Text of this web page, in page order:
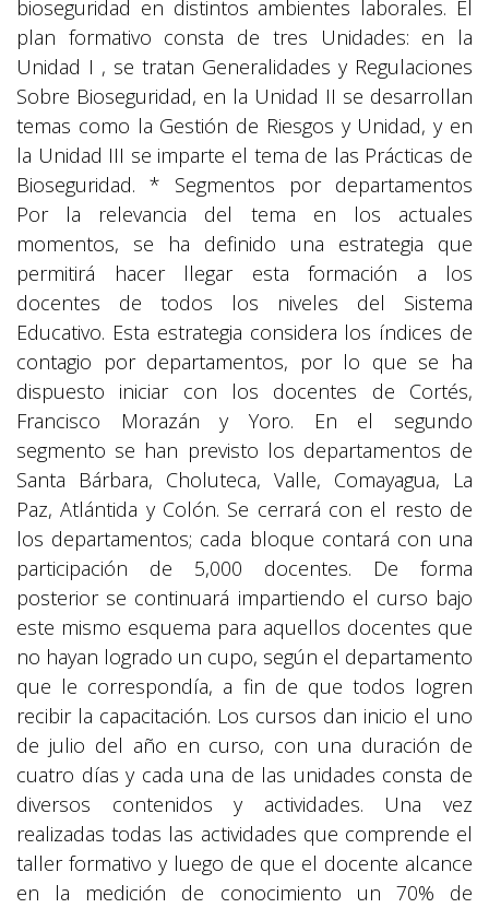
bioseguridad en distintos ambientes laborales. El
plan formativo consta de tres Unidades: en la
Unidad I , se tratan Generalidades y Regulaciones
Sobre Bioseguridad, en la Unidad II se desarrollan
temas como la Gestión de Riesgos y Unidad, y en
la Unidad III se imparte el tema de las Prácticas de
Bioseguridad. * Segmentos por departamentos
Por la relevancia del tema en los actuales
momentos, se ha definido una estrategia que
permitirá hacer llegar esta formación a los
docentes de todos los niveles del Sistema
Educativo. Esta estrategia considera los índices de
contagio por departamentos, por lo que se ha
dispuesto iniciar con los docentes de Cortés,
Francisco Morazán y Yoro. En el segundo
segmento se han previsto los departamentos de
Santa Bárbara, Choluteca, Valle, Comayagua, La
Paz, Atlántida y Colón. Se cerrará con el resto de
los departamentos; cada bloque contará con una
participación de 5,000 docentes. De forma
posterior se continuará impartiendo el curso bajo
este mismo esquema para aquellos docentes que
no hayan logrado un cupo, según el departamento
que le correspondía, a fin de que todos logren
recibir la capacitación. Los cursos dan inicio el uno
de julio del año en curso, con una duración de
cuatro días y cada una de las unidades consta de
diversos contenidos y actividades. Una vez
realizadas todas las actividades que comprende el
taller formativo y luego de que el docente alcance
en la medición de conocimiento un 70% de